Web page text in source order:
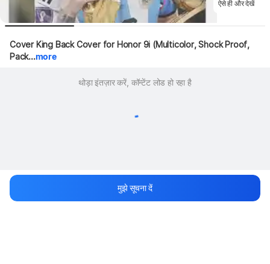
ऐसे ही और देखें
Cover King Back Cover for Honor 9i (Multicolor, Shock Proof,
Pack...more
थोड़ा इंतज़ार करें, कॉन्टेंट लोड हो रहा है
मुझे सूचना दें